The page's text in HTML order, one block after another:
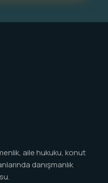
aile hukuku, konut
danışmanlık